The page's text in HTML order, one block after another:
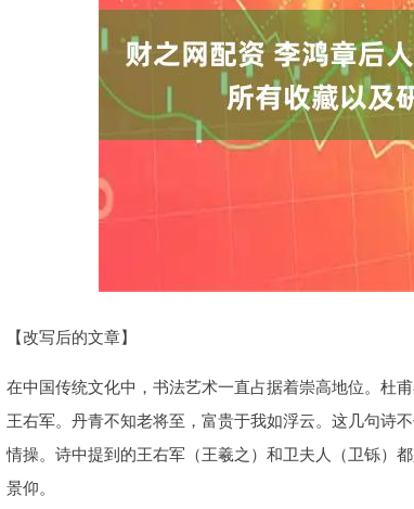
【改写后的文章】
在中国传统文化中，书法艺术一直占据着崇高地位。杜
王右军。丹青不知老将至，富贵于我如浮云。这几句诗
情操。诗中提到的王右军（王羲之）和卫夫人（卫铄）
景仰。